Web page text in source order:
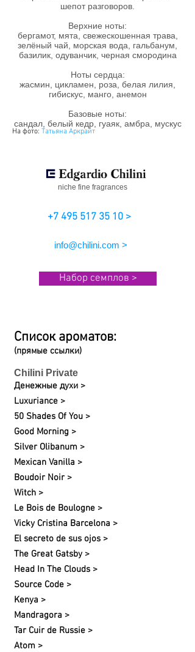
шепот разговоров.
Верхние ноты:
бергамот, мята, свежескошенная трава,
зелёный чай, морская вода, гальбанум,
базилик, одуванчик, черная смородина
Ноты сердца:
жасмин, цикламен, роза, белая лилия,
гибискус, манго, анемон
Базовые ноты:
сандал, белый кедр, гуаяк, амбра, мускус
На фото: Татьяна Аркрайт
niche fine fragrances
+7 495 517 35 10 >
info@chilini.com >
Набор семплов >
Список ароматов:
(прямые ссылки)
Chilini Private
Денежные духи >
Luxuriance >
50 Shades Of You >
Good Morning >
Silver Olibanum >
Mexican Vanilla >
Boudoir Noir >
Witch >
Le Bois de Boulogne >
Vicky Cristina Barcelona >
El secreto de sus ojos >
The Great Gatsby >
Head In The Clouds >
Source Code >
Kenya >
Mandragora >
Tar Cuir de Russie >
Atom >